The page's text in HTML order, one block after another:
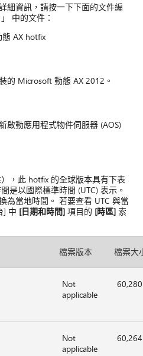
細資訊，請按一下下面的文件編
中的文件：
AX hotfix
的 Microsoft 動態 AX 2012。
啟動應用程式物件伺服器 (AOS)
，此 hotfix 的全球版本具有下表
是以國際標準時間 (UTC) 表示。
為當地時間。 若要查看 UTC 與當
] 中 [日期和時間] 項目的 [時區] 索
檔案版本 檔案大
Not
applicable
60,280
Not
applicable
60,264